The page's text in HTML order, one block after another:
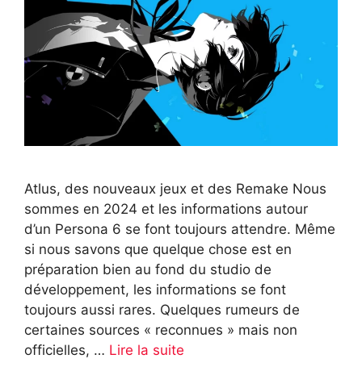
Atlus, des nouveaux jeux et des Remake Nous
sommes en 2024 et les informations autour
d’un Persona 6 se font toujours attendre. Même
si nous savons que quelque chose est en
préparation bien au fond du studio de
développement, les informations se font
toujours aussi rares. Quelques rumeurs de
certaines sources « reconnues » mais non
officielles, … Lire la suite